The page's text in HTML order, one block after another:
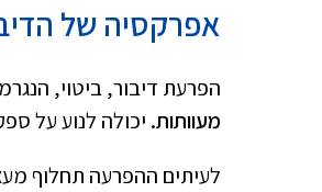
אפרקסיה של
הפרעת דיבור, ביטוי,
מעוותות. יכולה לנוע על
לעיתים ההפרעה תחלוף